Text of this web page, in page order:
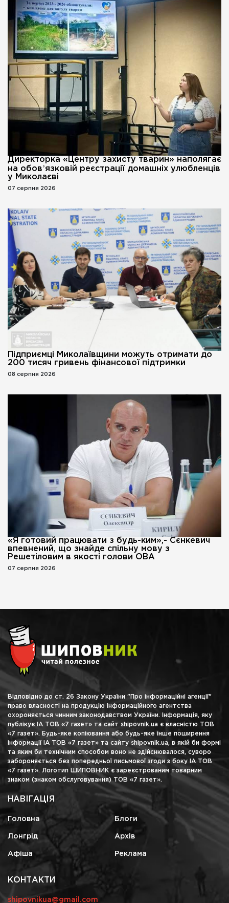
Директорка «Центру захисту тварин» наполягає
на обовʼязковій реєстрації домашніх улюбленців
у Миколаєві
07 серпня 2026
Підприємці Миколаївщини можуть отримати до
200 тисяч гривень фінансової підтримки
08 серпня 2026
«Я готовий працювати з будь-ким»,- Сєнкевич
впевнений, що знайде спільну мову з
Решетіловим в якості голови ОВА
07 серпня 2026
Відповідно до ст. 26 Закону України "Про інформаційні агенції"
право власності на продукцію інформаційного агентства
охороняється чинним законодавством України. Інформація, яку
публікує ІА ТОВ «7 газет» та сайт shipovnik.ua є власністю ТОВ
«7 газет». Будь-яке копіювання або будь-яке інше поширення
інформації ІА ТОВ «7 газет» та сайту shipovnik.ua, в якій би формі
та яким би технічним способом воно не здійснювалося, суворо
забороняється без попередньої письмової згоди з боку ІА ТОВ
«7 газет». Логотип ШИПОВНИК є зареєстрованим товарним
знаком (знаком обслуговування) ТОВ «7 газет».
НАВІГАЦІЯ
Головна Блоги
Лонгрід Архів
Афіша Реклама
КОНТАКТИ
shipovnikua@gmail.com